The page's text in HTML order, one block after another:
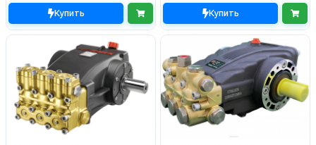
Купить Купить